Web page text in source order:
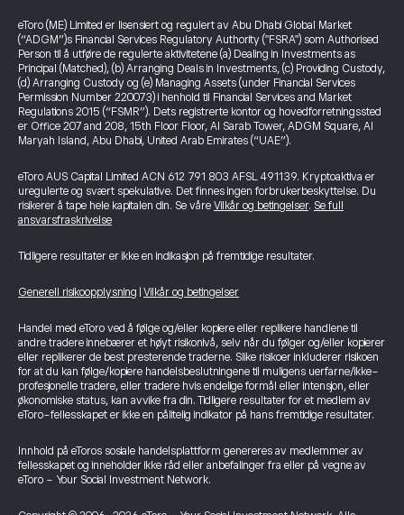
eToro (ME) Limited er lisensiert og regulert av Abu Dhabi Global Market
(“ADGM”)s Financial Services Regulatory Authority ("FSRA") som Authorised
Person til å utføre de regulerte aktivitetene (a) Dealing in Investments as
Principal (Matched), (b) Arranging Deals in Investments, (c) Providing Custody,
(d) Arranging Custody og (e) Managing Assets (under Financial Services
Permission Number 220073) i henhold til Financial Services and Market
Regulations 2015 (“FSMR”). Dets registrerte kontor og hovedforretningssted
er Office 207 and 208, 15th Floor Floor, Al Sarab Tower, ADGM Square, Al
Maryah Island, Abu Dhabi, United Arab Emirates (“UAE”).
eToro AUS Capital Limited ACN 612 791 803 AFSL 491139. Kryptoaktiva er
uregulerte og svært spekulative. Det finnes ingen forbrukerbeskyttelse. Du
risikerer å tape hele kapitalen din. Se våre Vilkår og betingelser. Se full
ansvarsfraskrivelse
Tidligere resultater er ikke en indikasjon på fremtidige resultater.
Generell risikoopplysning Vilkår og betingelser
Handel med eToro ved å følge og/eller kopiere eller replikere handlene til
andre tradere innebærer et høyt risikonivå, selv når du følger og/eller kopierer
eller replikerer de best presterende traderne. Slike risikoer inkluderer risikoen
for at du kan følge/kopiere handelsbeslutningene til muligens uerfarne/ikke-
profesjonelle tradere, eller tradere hvis endelige formål eller intensjon, eller
økonomiske status, kan avvike fra din. Tidligere resultater for et medlem av
eToro-fellesskapet er ikke en pålitelig indikator på hans fremtidige resultater.
Innhold på eToros sosiale handelsplattform genereres av medlemmer av
fellesskapet og inneholder ikke råd eller anbefalinger fra eller på vegne av
eToro - Your Social Investment Network.